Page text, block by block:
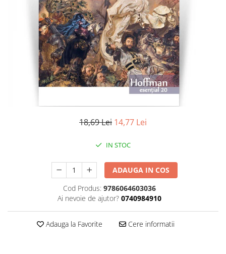
Literatura
Contemporana
Universala
Universala
Publicistica / Reportaje / Interviuri
Sociologie si filozofie
18,69 Lei 14,77 Lei
IN STOC
ADAUGA IN COS
Cod Produs: 9786064603036
Ai nevoie de ajutor? 0740984910
Adauga la Favorite Cere informatii